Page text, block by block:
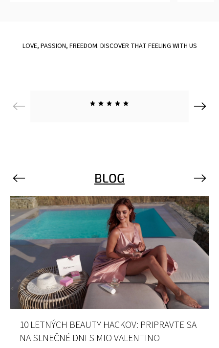
LOVE, PASSION, FREEDOM. DISCOVER THAT FEELING WITH US
Previous Next
BLOG
Previous
10 LETNÝCH BEAUTY HACKOV: PRIPRAVTE SA
NA SLNEČNÉ DNI S MIO VALENTINO
Next